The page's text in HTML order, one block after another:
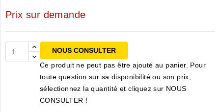
Prix sur demande
NOUS CONSULTER
Ce produit ne peut pas être ajouté au panier. Pour
toute question sur sa disponibilité ou son prix,
sélectionnez la quantité et cliquez sur NOUS
CONSULTER !